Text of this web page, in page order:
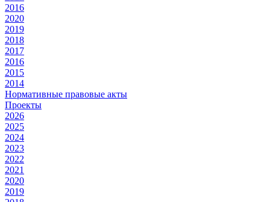
2016
2020
2019
2018
2017
2016
2015
2014
Нормативные правовые акты
Проекты
2026
2025
2024
2023
2022
2021
2020
2019